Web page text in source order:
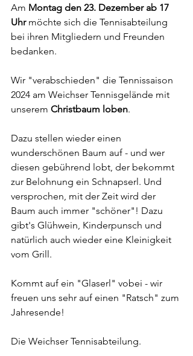
Am Montag den 23. Dezember ab 17
Uhr möchte sich die Tennisabteilung
bei ihren Mitgliedern und Freunden
bedanken.
Wir "verabschieden" die Tennissaison
2024 am Weichser Tennisgelände mit
unserem Christbaum loben.
Dazu stellen wieder einen
wunderschönen Baum auf - und wer
diesen gebührend lobt, der bekommt
zur Belohnung ein Schnapserl. Und
versprochen, mit der Zeit wird der
Baum auch immer "schöner"! Dazu
gibt's Glühwein, Kinderpunsch und
natürlich auch wieder eine Kleinigkeit
vom Grill.
Kommt auf ein "Glaserl" vobei - wir
freuen uns sehr auf einen "Ratsch" zum
Jahresende!
Die Weichser Tennisabteilung.